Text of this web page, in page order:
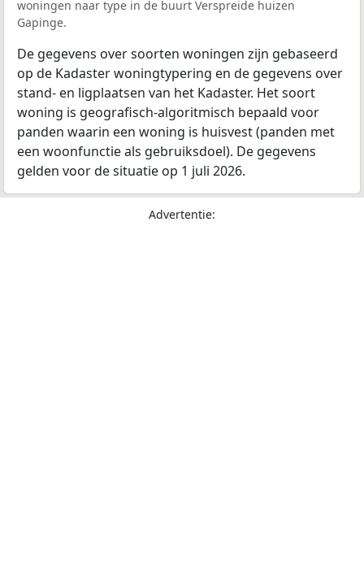
woningen naar type in de buurt Verspreide huizen
Gapinge.
De gegevens over soorten woningen zijn gebaseerd
op de Kadaster woningtypering en de gegevens over
stand- en ligplaatsen van het Kadaster. Het soort
woning is geografisch-algoritmisch bepaald voor
panden waarin een woning is huisvest (panden met
een woonfunctie als gebruiksdoel). De gegevens
gelden voor de situatie op 1 juli 2026.
Advertentie: